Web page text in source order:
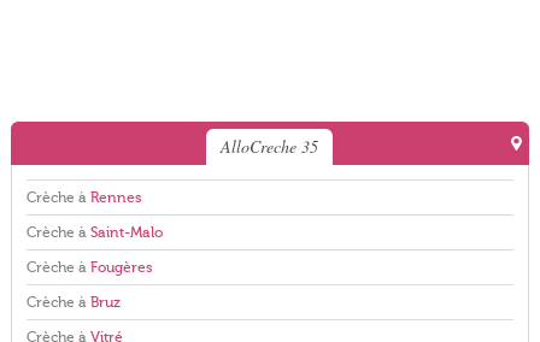
AlloCreche 35
Crèche à Rennes
Crèche à Saint-Malo
Crèche à Fougères
Crèche à Bruz
Crèche à Vitré